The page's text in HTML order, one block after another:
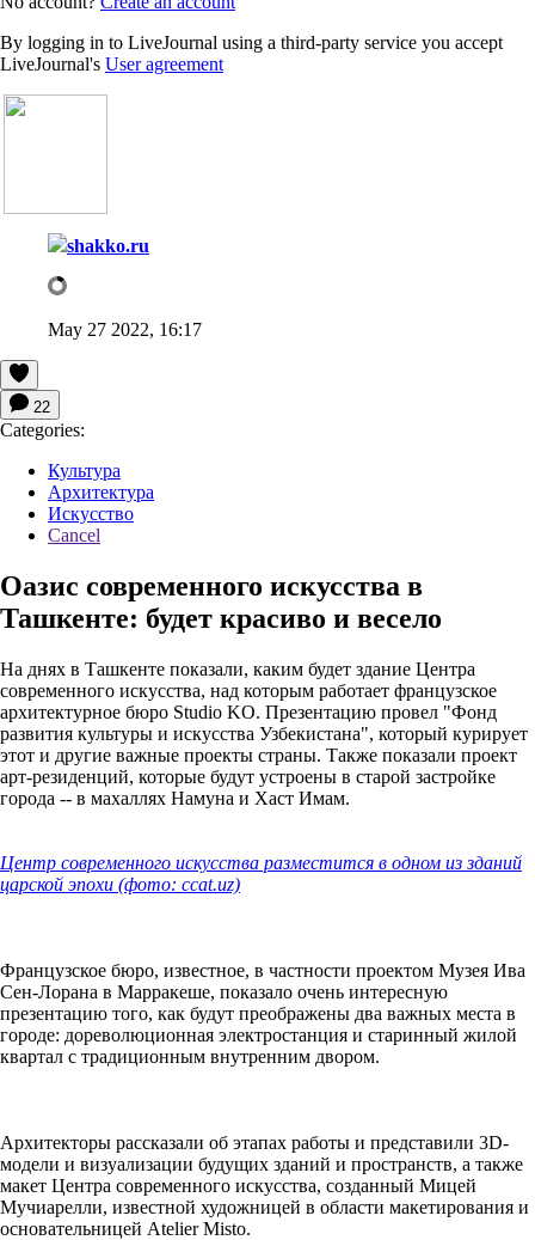
By logging in to LiveJournal using a third-party service you accept
LiveJournal's User agreement
shakko.ru
May 27 2022, 16:17
22
Categories:
Культура
Архитектура
Искусство
Cancel
Оазис современного искусства в
Ташкенте: будет красиво и весело
На днях в Ташкенте показали, каким будет здание Центра
современного искусства, над которым работает французское
архитектурное бюро Studio KO. Презентацию провел "Фонд
развития культуры и искусства Узбекистана", который курирует
этот и другие важные проекты страны. Также показали проект
арт-резиденций, которые будут устроены в старой застройке
города -- в махаллях Намуна и Хаст Имам.
Центр современного искусства разместится в одном из зданий
царской эпохи (фото: ccat.uz)
Французское бюро, известное, в частности проектом Музея Ива
Сен-Лорана в Марракеше, показало очень интересную
презентацию того, как будут преображены два важных места в
городе: дореволюционная электростанция и старинный жилой
квартал с традиционным внутренним двором.
Архитекторы рассказали об этапах работы и представили 3D-
модели и визуализации будущих зданий и пространств, а также
макет Центра современного искусства, созданный Мицей
Мучиарелли, известной художницей в области макетирования и
основательницей Atelier Misto.